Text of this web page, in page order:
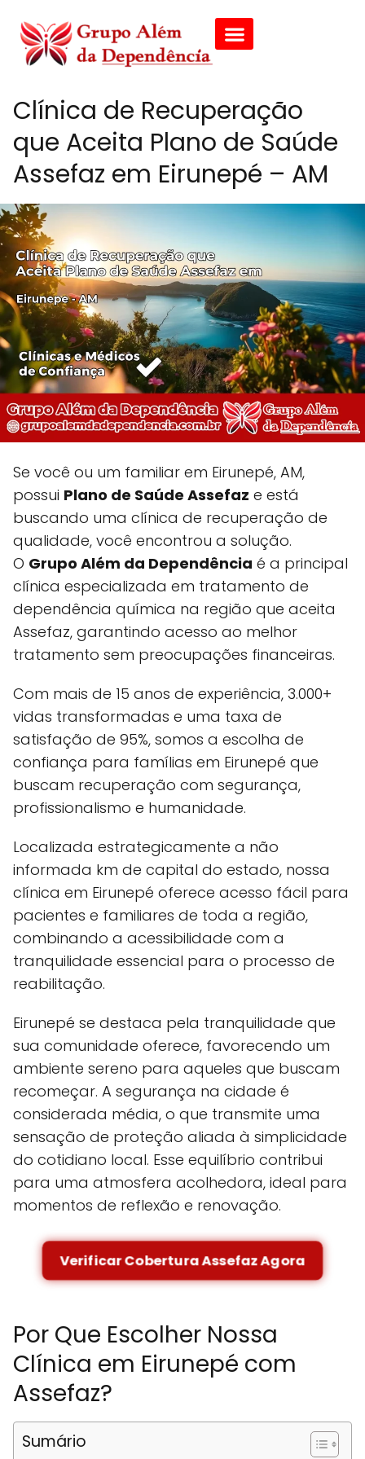
Clínica de Recuperação
que Aceita Plano de Saúde
Assefaz em Eirunepé – AM
Se você ou um familiar em Eirunepé, AM,
possui Plano de Saúde Assefaz e está
buscando uma clínica de recuperação de
qualidade, você encontrou a solução.
O Grupo Além da Dependência é a principal
clínica especializada em tratamento de
dependência química na região que aceita
Assefaz, garantindo acesso ao melhor
tratamento sem preocupações financeiras.
Com mais de 15 anos de experiência, 3.000+
vidas transformadas e uma taxa de
satisfação de 95%, somos a escolha de
confiança para famílias em Eirunepé que
buscam recuperação com segurança,
profissionalismo e humanidade.
Localizada estrategicamente a não
informada km de capital do estado, nossa
clínica em Eirunepé oferece acesso fácil para
pacientes e familiares de toda a região,
combinando a acessibilidade com a
tranquilidade essencial para o processo de
reabilitação.
Eirunepé se destaca pela tranquilidade que
sua comunidade oferece, favorecendo um
ambiente sereno para aqueles que buscam
recomeçar. A segurança na cidade é
considerada média, o que transmite uma
sensação de proteção aliada à simplicidade
do cotidiano local. Esse equilíbrio contribui
para uma atmosfera acolhedora, ideal para
momentos de reflexão e renovação.
Verificar Cobertura Assefaz Agora
Por Que Escolher Nossa
Clínica em Eirunepé com
Assefaz?
Sumário